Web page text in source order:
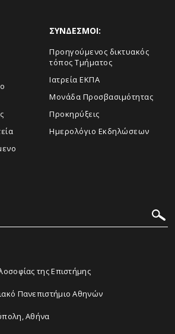
ΣΥΝΔΕΣΜΟΙ:
Προηγούμενος δικτυακός
τόπος Τμήματος
Ιατρεία ΕΚΠΑ
Μονάδα Προσβασιμότητας
Προκηρύξεις
Ημερολόγιο Εκδηλώσεων
της Επιστήμης
Πανεπιστήμιο Αθηνών
Αθήνα